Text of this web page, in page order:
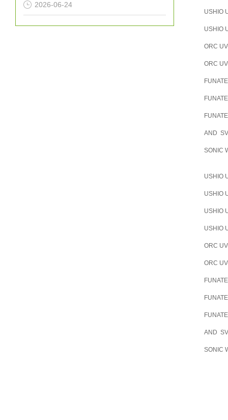
2026-06-24
USHIO
USHIO
ORC
ORC
AND
SONIC
USHIO
USHIO
USHIO
USHIO
ORC
ORC
AND
SONIC